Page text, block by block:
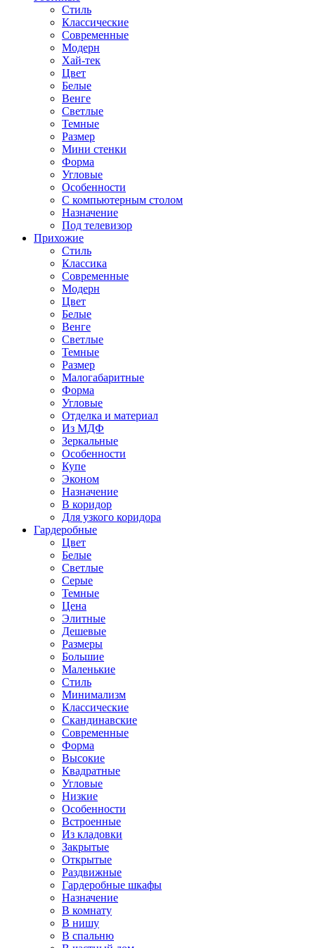
Стиль
Классические
Современные
Модерн
Хай-тек
Цвет
Белые
Венге
Светлые
Темные
Размер
Мини стенки
Форма
Угловые
Особенности
С компьютерным столом
Назначение
Под телевизор
Прихожие
Стиль
Классика
Современные
Модерн
Цвет
Белые
Венге
Светлые
Темные
Размер
Малогабаритные
Форма
Угловые
Отделка и материал
Из МДФ
Зеркальные
Особенности
Купе
Эконом
Назначение
В коридор
Для узкого коридора
Гардеробные
Цвет
Белые
Светлые
Серые
Темные
Цена
Элитные
Дешевые
Размеры
Большие
Маленькие
Стиль
Минимализм
Классические
Скандинавские
Современные
Форма
Высокие
Квадратные
Угловые
Низкие
Особенности
Встроенные
Из кладовки
Закрытые
Открытые
Раздвижные
Гардеробные шкафы
Назначение
В комнату
В нишу
В спальню